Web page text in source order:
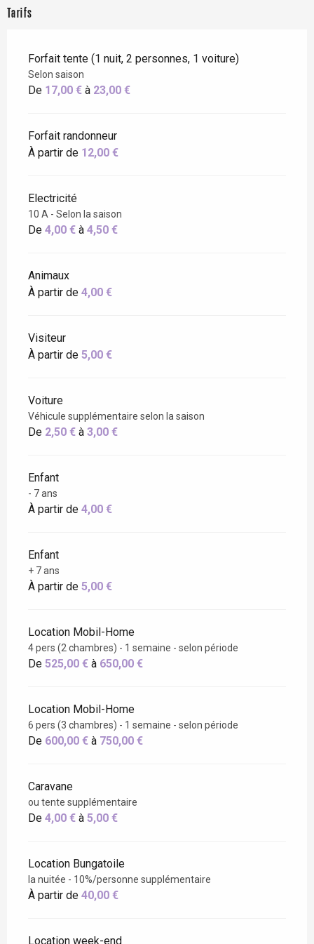
Tarifs
Forfait tente (1 nuit, 2 personnes, 1 voiture)
Selon saison
De 17,00 € à 23,00 €
Forfait randonneur
À partir de 12,00 €
Electricité
10 A - Selon la saison
De 4,00 € à 4,50 €
Animaux
À partir de 4,00 €
Visiteur
À partir de 5,00 €
Voiture
Véhicule supplémentaire selon la saison
De 2,50 € à 3,00 €
Enfant
- 7 ans
À partir de 4,00 €
Enfant
+ 7 ans
À partir de 5,00 €
Location Mobil-Home
4 pers (2 chambres) - 1 semaine - selon période
De 525,00 € à 650,00 €
Location Mobil-Home
6 pers (3 chambres) - 1 semaine - selon période
De 600,00 € à 750,00 €
Caravane
ou tente supplémentaire
De 4,00 € à 5,00 €
Location Bungatoile
la nuitée - 10%/personne supplémentaire
À partir de 40,00 €
Location week-end